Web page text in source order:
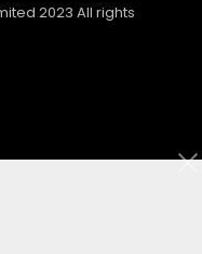
2023 All rights